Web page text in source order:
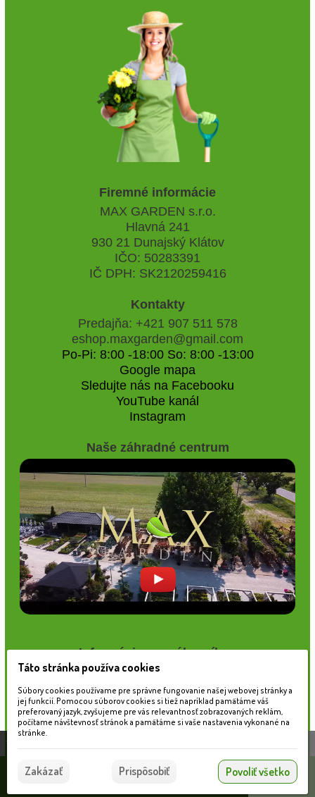
Firemné informácie
MAX GARDEN s.r.o.
Hlavná 241
930 21 Dunajský Klátov
IČO: 50283391
IČ DPH: SK2120259416
Kontakty
Predajňa: +421 907 511 578
eshop.maxgarden@gmail.com
Po-Pi: 8:00 -18:00 So: 8:00 -13:00
Google mapa
Sledujte nás na Facebooku
YouTube kanál
Instagram
Naše záhradné centrum
Informácie pre zákazníkov
Blog
Obchodné podmienky
Ochrana osobných údajov
Platobné možnosti
© 2026 WEXBO |www.wexbo.com | Prihlásiť
Táto stránka používa súbory cookies, ktoré nám
pomáhajú poskytovať služby. Používaním našich
služieb vyjadrujete súhlas s používaním súborov
Súhlasím
Táto stránka používa cookies
Súbory cookies používame pre správne fungovanie našej webovej stránky a
jej funkcií. Pomocou súborov cookies si tiež napríklad pamätáme váš
preferovaný jazyk, zvyšujeme pre vás relevantnosť zobrazovaných reklám,
počítame návštevnosť stránok a pamätáme si vaše nastavenia vykonané na
stránke.
Zakázať Prispôsobiť Povoliť všetko